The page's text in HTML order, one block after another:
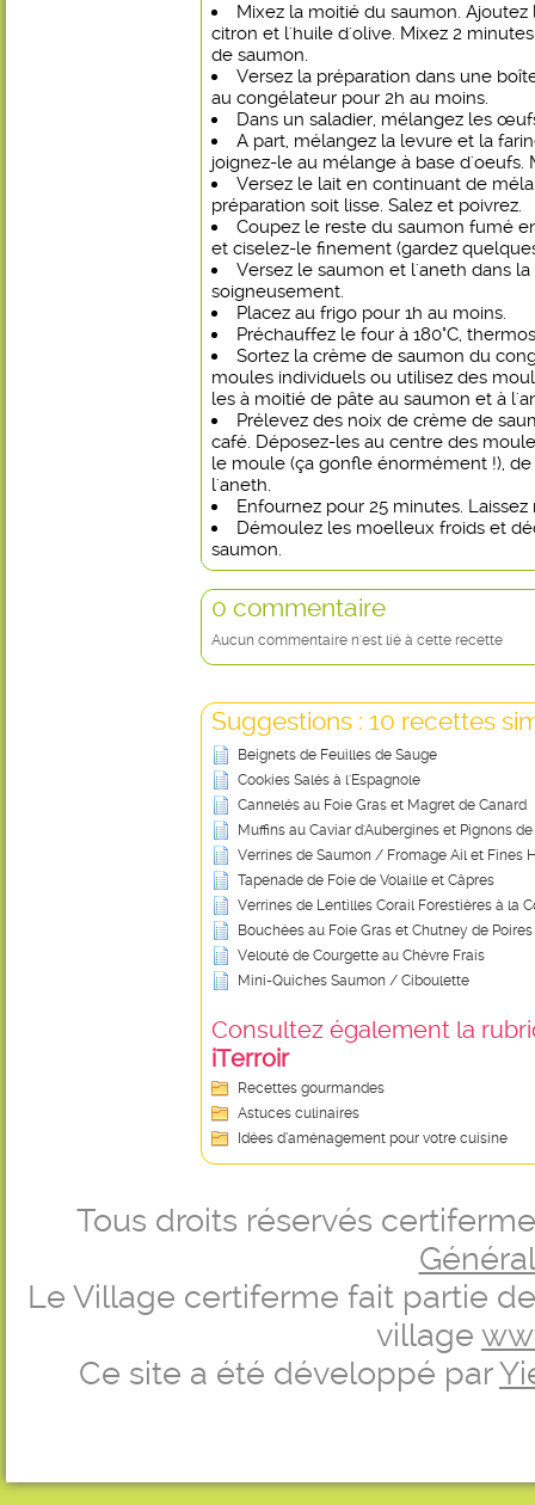
Mixez la moitié du saumon.
citron et l'huile d'olive. Mixez 2
de saumon.
Versez la préparation dans une
au congélateur pour 2h au moins.
Dans un saladier, mélangez les
A part, mélangez la levure et la
joignez-le au mélange à base d'oeufs.
Versez le lait en continuant de
préparation soit lisse. Salez et poivrez.
Coupez le reste du saumon fumé
et ciselez-le finement (gardez
Versez le saumon et l'aneth dans
soigneusement.
Placez au frigo pour 1h au moins.
Préchauffez le four à 180°C,
Sortez la crème de saumon du
moules individuels ou utilisez des
les à moitié de pâte au saumon et à
Prélevez des noix de crème de
café. Déposez-les au centre des
le moule (ça gonfle énormément !),
l'aneth.
Enfournez pour 25 minutes.
Démoulez les moelleux froids et
saumon.
0 commentaire
Aucun commentaire n'est lié à cette recette
Suggestions : 10 recettes
Beignets de Feuilles de Sauge
Cookies Salés à l'Espagnole
Cannelés au Foie Gras et Magret de Canard
Muffins au Caviar d'Aubergines et Pignons de
Verrines de Saumon / Fromage Ail et Fines
Tapenade de Foie de Volaille et Câpres
Verrines de Lentilles Corail Forestières à la
Bouchées au Foie Gras et Chutney de Poires
Velouté de Courgette au Chèvre Frais
Mini-Quiches Saumon / Ciboulette
Consultez également la
iTerroir
Recettes gourmandes
Astuces culinaires
Idées d’aménagement pour votre cuisine
Tous droits réservés
Le Village certiferme fait partie
village
Ce site a été développé par